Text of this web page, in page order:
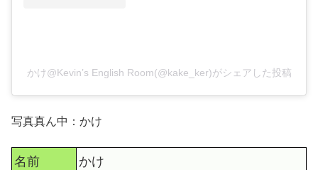
かけ@Kevin’s English Room(@kake_ker)がシェアした投稿
写真真ん中：かけ
名前
かけ